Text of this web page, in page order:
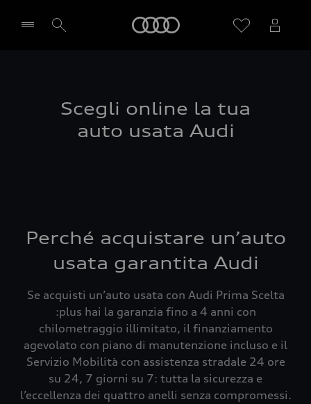
Scegli online la tua
auto usata Audi
Perché acquistare un’auto
usata garantita Audi
Se acquisti un’auto usata con Audi Prima Scelta
:plus hai la garanzia fino a 4 anni con
chilometraggio illimitato, il finanziamento
agevolato con piano di manutenzione incluso e il
Servizio Mobilità con assistenza stradale 24 ore
su 24, 7 giorni su 7: tutta la sicurezza e
l’eccellenza dei quattro anelli senza compromessi.